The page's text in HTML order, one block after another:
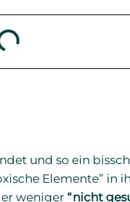
und so ein
Elemente”
weniger “nicht